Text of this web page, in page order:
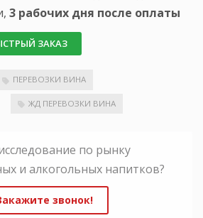
3 рабочих дня после оплаты
ЗАКАЗ
ПЕРЕВОЗКИ ВИНА
ЖД ПЕРЕВОЗКИ ВИНА
по рынку
и алкогольных напитков?
звонок!